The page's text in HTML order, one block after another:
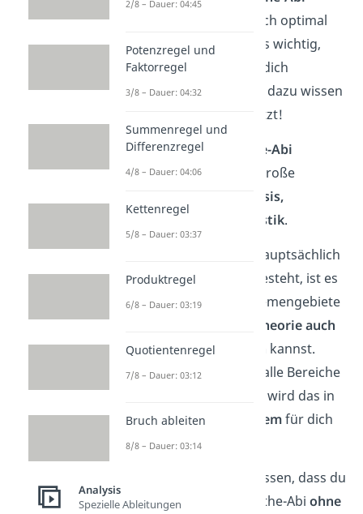
näher. Du willst dich optimal
vorbereiten? Dann ist es wichtig,
dass du weißt, was auf dich
zukommt. Alles, was du dazu wissen
musst, zeigen wir dir jetzt!
DieAufgaben im Mathe-Abi
kommen aus den drei große
Analysis,
Geometrie und Stochastik.
Da die Abiturprüfung hauptsächlich
ausRechenaufgaben
besteht, ist es
wichtig, dass du die Themengebiete
Theorie auch
in der Praxis anwenden
kannst.
Wenn du dich aber auf alle Bereiche
vorbereitest, wird das in
der Prüfungkein Problemfür dich
sein!
Zudem ist wichtig zu wissen, dass du
den ersten Teil vom Mathe-Abiohne
2/8 – Dauer: 04:45
Potenzregel und
Faktorregel
3/8 – Dauer: 04:32
Summenregel und
Differenzregel
4/8 – Dauer: 04:06
Kettenregel
5/8 – Dauer: 03:37
Produktregel
6/8 – Dauer: 03:19
Quotientenregel
7/8 – Dauer: 03:12
Bruch ableiten
8/8 – Dauer: 03:14
Analysis
Spezielle Ableitungen